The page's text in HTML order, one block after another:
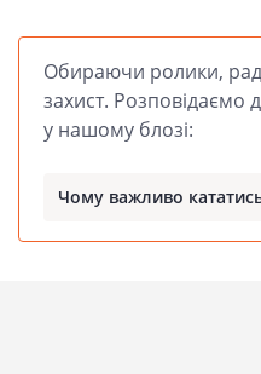
Обираючи ролики,
захист. Розповідаємо
у нашому блозі:
Чому важливо